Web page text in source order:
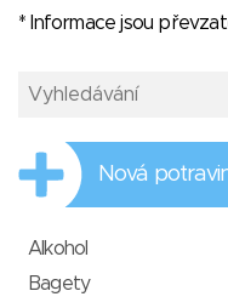
* Informace jsou
Nová
Alkohol
Bagety